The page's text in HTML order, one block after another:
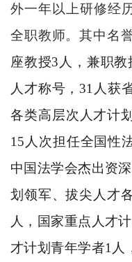
外一年以上研修经
全职教师。其中名
座教授3人，兼职
人才称号，31人获
各类高层次人才计
15人次担任全国性
中国法学会杰出资
划领军、拔尖人才
人，国家重点人才
才计划青年学者1人